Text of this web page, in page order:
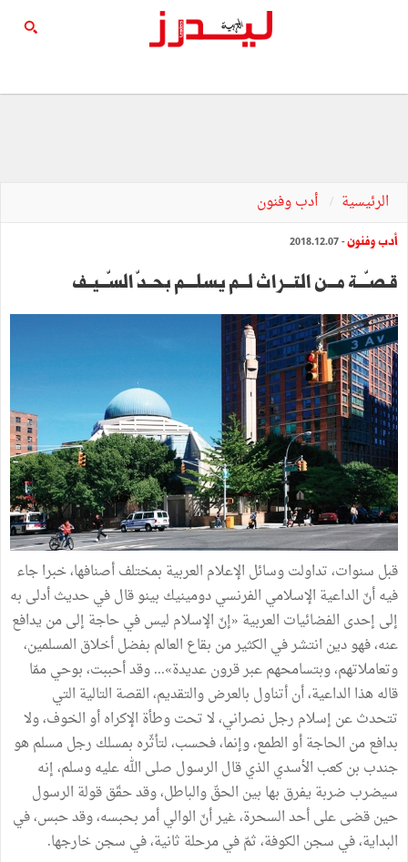
الرئيسية أدب وفنون
أدب وفنون- 2018.12.07
قـصـّـــة مـــن التـــراث لـــم يسلــــم بحــدّ السّـــيــف
قبل سنوات، تداولت وسائل الإعلام العربية بمختلف أصنافها، خبرا جاء
فيه أنّ الداعية الإسلامي الفرنسي دومينيك بينو قال في حديث أدلى به
إلى إحدى الفضائيات العربية «إنّ الإسلام ليس في حاجة إلى من يدافع
عنه، فهو دين انتشر في الكثير من بقاع العالم بفضل أخلاق المسلمين،
وتعاملاتهم، وبتسامحهم عبر قرون عديدة»... وقد أحببت، بوحي ممّا
قاله هذا الداعية، أن أتناول بالعرض والتقديم، القصة التالية التي
تتحدث عن إسلام رجل نصراني، لا تحت وطأة الإكراه أو الخوف، ولا
بدافع من الحاجة أو الطمع، وإنما، فحسب، لتأثّره بمسلك رجل مسلم هو
جندب بن كعب الأسدي الذي قال الرسول صلى الله عليه وسلم، إنه
سيضرب ضربة يفرق بها بين الحقّ والباطل، وقد حقّق قولة الرسول
حين قضى على أحد السحرة، غير أنّ الوالي أمر بحبسه، وقد حبس، في
البداية، في سجن الكوفة، ثمّ في مرحلة ثانية، في سجن خارجها.